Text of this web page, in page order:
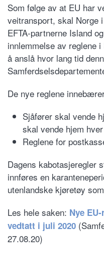
Som følge av at EU har
veitransport, skal Norge
EFTA-partnerne Island
innlemmelse av reglene
å anslå hvor lang tid
De nye reglene
Sjåfører skal vende
skal vende hjem
Reglene for
Dagens kabotasjeregler
innføres en
utenlandske kjøretøy
Les hele saken: Nye
vedtatt i juli 2020
27.08.20)